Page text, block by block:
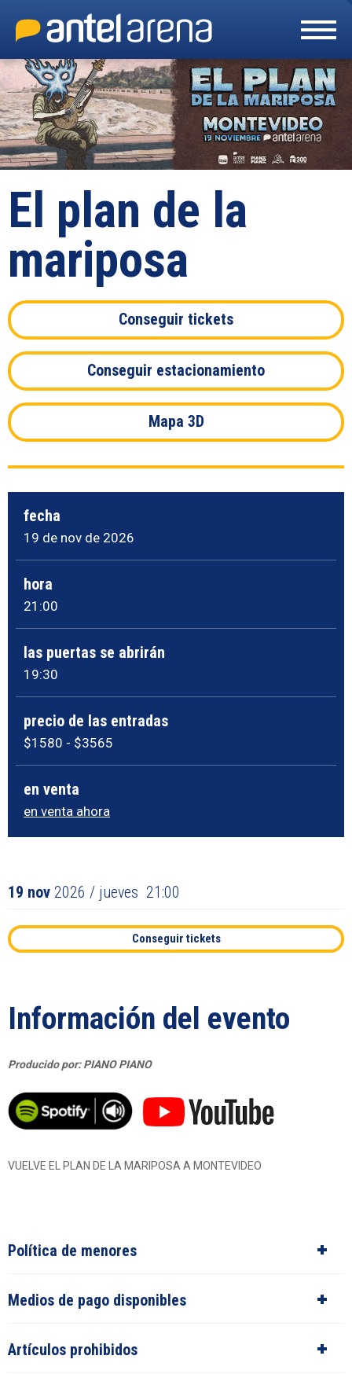
content
Buy
Tickets
Search
El plan de la
mariposa
Conseguir tickets
Conseguir estacionamiento
Mapa 3D
fecha
19 de nov de 2026
hora
21:00
las puertas se abrirán
19:30
precio de las entradas
$1580 - $3565
en venta
en venta ahora
19 nov 2026 / jueves 21:00
Conseguir tickets
Información del evento
Producido por: PIANO PIANO
VUELVE EL PLAN DE LA MARIPOSA A MONTEVIDEO
Política de menores
Medios de pago disponibles
Artículos prohibidos